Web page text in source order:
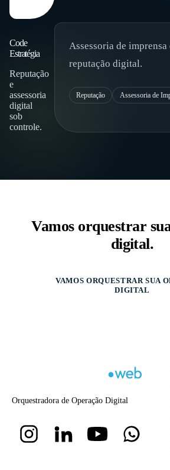
Code
Estratégia
Reputação
e
assessoria
digital
sob
controle.
Assessoria de imprensa
reputação digital.
Reputação Assessoria de
Vamos orquestrar
digital.
VAMOS ORQUESTRAR SUA
DIGITAL
Orquestradora de Operação Digital